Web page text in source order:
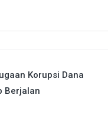
Korupsi Dana
Berjalan